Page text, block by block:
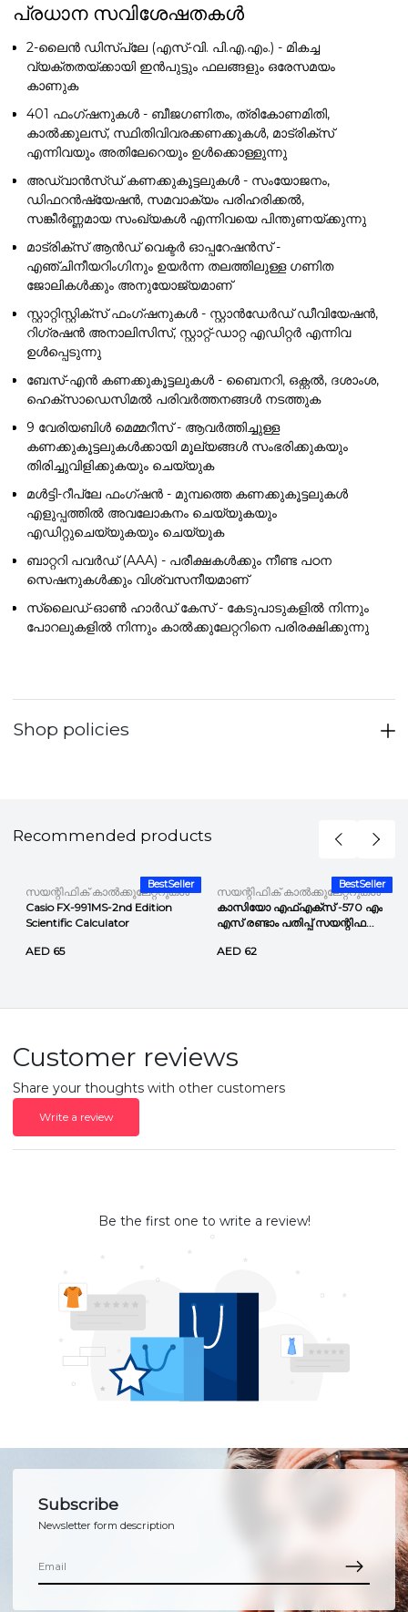
പ്രധാന സവിശേഷതകൾ
2-ലൈൻ ഡിസ്പ്ലേ (എസ്-വി. പി.എ.എം.) - മികച്ച
വ്യക്തതയ്ക്കായി ഇൻപുട്ടും ഫലങ്ങളും ഒരേസമയം
കാണുക
401 ഫംഗ്ഷനുകൾ - ബീജഗണിതം, ത്രികോണമിതി,
കാൽക്കുലസ്, സ്ഥിതിവിവരക്കണക്കുകൾ, മാട്രിക്സ്
എന്നിവയും അതിലേറെയും ഉൾക്കൊള്ളുന്നു
അഡ്വാൻസ്ഡ് കണക്കുകൂട്ടലുകൾ - സംയോജനം,
ഡിഫറൻഷ്യേഷൻ, സമവാക്യം പരിഹരിക്കൽ,
സങ്കീർണ്ണമായ സംഖ്യകൾ എന്നിവയെ പിന്തുണയ്ക്കുന്നു
മാട്രിക്സ് ആൻഡ് വെക്ടർ ഓപ്പറേഷൻസ്-
എഞ്ചിനീയറിംഗിനും ഉയർന്ന തലത്തിലുള്ള ഗണിത
ജോലികൾക്കും അനുയോജ്യമാണ്
സ്റ്റാറ്റിസ്റ്റിക്സ് ഫംഗ്ഷനുകൾ - സ്റ്റാൻഡേർഡ് ഡീവിയേഷൻ,
റിഗ്രഷൻ അനാലിസിസ്, സ്റ്റാറ്റ്-ഡാറ്റ എഡിറ്റർ എന്നിവ
ഉൾപ്പെടുന്നു
ബേസ്-എൻ കണക്കുകൂട്ടലുകൾ - ബൈനറി, ഒക്റ്റൽ, ദശാംശ,
ഹെക്സാഡെസിമൽ പരിവർത്തനങ്ങൾ നടത്തുക
9 വേരിയബിൾ മെമ്മറീസ്- ആവർത്തിച്ചുള്ള
കണക്കുകൂട്ടലുകൾക്കായി മൂല്യങ്ങൾ സംഭരിക്കുകയും
തിരിച്ചുവിളിക്കുകയും ചെയ്യുക
മൾട്ടി-റീപ്ലേ ഫംഗ്ഷൻ - മുമ്പത്തെ കണക്കുകൂട്ടലുകൾ
എളുപ്പത്തിൽ അവലോകനം ചെയ്യുകയും
എഡിറ്റുചെയ്യുകയും ചെയ്യുക
ബാറ്ററി പവർഡ് (AAA) - പരീക്ഷകൾക്കും നീണ്ട പഠന
സെഷനുകൾക്കും വിശ്വസനീയമാണ്
സ്ലൈഡ്-ഓൺ ഹാർഡ് കേസ്- കേടുപാടുകളിൽ നിന്നും
പോറലുകളിൽ നിന്നും കാൽക്കുലേറ്ററിനെ പരിരക്ഷിക്കുന്നു
Shop policies
Recommended products
BestSeller
സയന്റിഫിക് കാൽക്കുലേറ്ററുകൾ
Casio FX-991MS-2nd Edition
Scientific Calculator
AED 65
BestSeller
സയന്റിഫിക് കാൽക്കുലേറ്ററുകൾ
കാസിയോ എഫ്എക്സ് -570 എം
എസ് രണ്ടാം പതിപ്പ് സയന്റിഫ...
AED 62
Customer reviews
Share your thoughts with other customers
Write a review
Be the first one to write a review!
Subscribe
Newsletter form description